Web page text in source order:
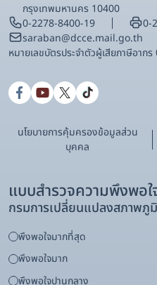
กรุงเทพมหานคร 10400
0-2278-8400-19
0-
saraban@dcce.mail.go.th
หมายเลขบัตรประจําตัวผู้เสียภาษีอา
นโยบายการคุ้มครองข้อมูลส่วน
บุคคล
แบบสำรวจความพึงพอใ
กรมการเปลี่ยนแปลงสภาพภู
พึงพอใจมากที่สุด
พึงพอใจมาก
พึงพอใจปานกลาง